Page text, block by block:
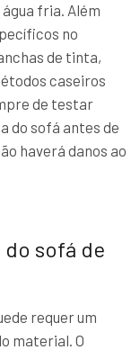
fria. Além
no
de tinta,
caseiros
de testar
do sofá antes de
haverá danos ao
sofá de
requer um
material. O